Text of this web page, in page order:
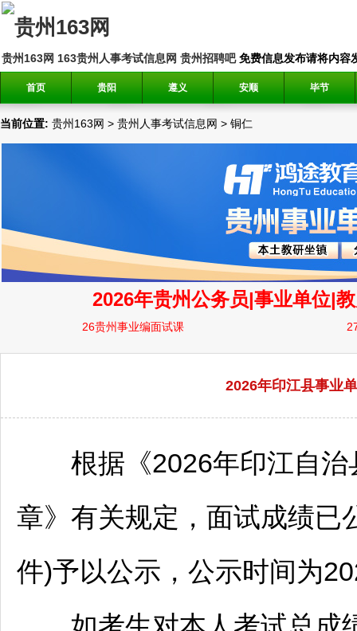
贵州163网 163贵州人事考试信息网 贵州招聘吧免费信息发布请将内容
首页 贵阳 遵义 安顺 毕节
当前位置: 贵州163网 > 贵州人事考试信息网 > 铜仁
2026年印江县事业
根据《2026年印江自治
章》有关规定，面试成绩已
件)予以公示，公示时间为